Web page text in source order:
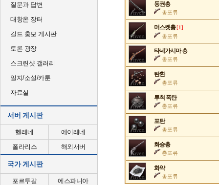
질문과 답변
대항온 장터
길드 홍보 게시판
토론 광장
스크린샷 갤러리
일지/소설/카툰
자료실
서버 게시판
헬레네
에이레네
폴라리스
해외서버
국가 게시판
포르투갈
에스파니아
동권총
총포류
머스켓총 [1]
총포류
타네가시마 총
총포류
탄환
총포류
투척 폭탄
총포류
포탄
총포류
화승총
총포류
화약
총포류